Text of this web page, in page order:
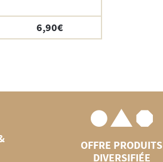
6,90€
OFFRE PRODUITS
DIVERSIFIÉE